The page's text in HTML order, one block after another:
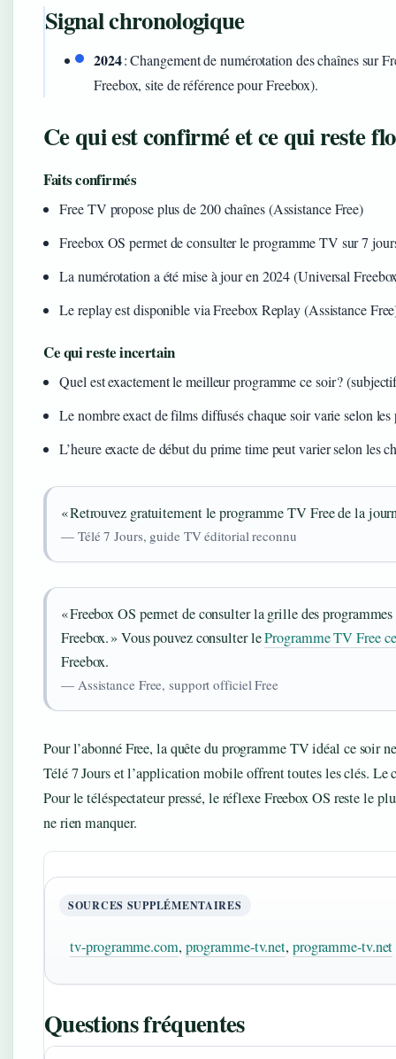
Signal chronologique
2024: Changement de numérotation des chaînes sur
Freebox, site de référence pour Freebox).
Ce qui est confirmé et ce qui reste
Faits confirmés
Free TV propose plus de 200 chaînes (Assistance Free)
Freebox OS permet de consulter le programme TV sur 7
La numérotation a été mise à jour en 2024 (Universal
Le replay est disponible via Freebox Replay (Assistance
Ce qui reste incertain
Quel est exactement le meilleur programme ce soir ?
Le nombre exact de films diffusés chaque soir varie selon
L’heure exacte de début du prime time peut varier selon les
« Retrouvez gratuitement le programme TV Free de la
— Télé 7 Jours, guide TV éditorial reconnu
« Freebox OS permet de consulter la grille des
Freebox. » Vous pouvez consulter leProgramme TV Free
Freebox.
— Assistance Free, support officiel Free
Pour l’abonné Free, la quête du programme TV idéal ce soir
Télé 7 Jours et l’application mobile offrent toutes les clés.
Pour le téléspectateur pressé, le réflexe Freebox OS reste le
ne rien manquer.
SOURCES SUPPLÉMENTAIRES
tv-programme.com, programme-tv.net, programme-tv.net
Questions fréquentes